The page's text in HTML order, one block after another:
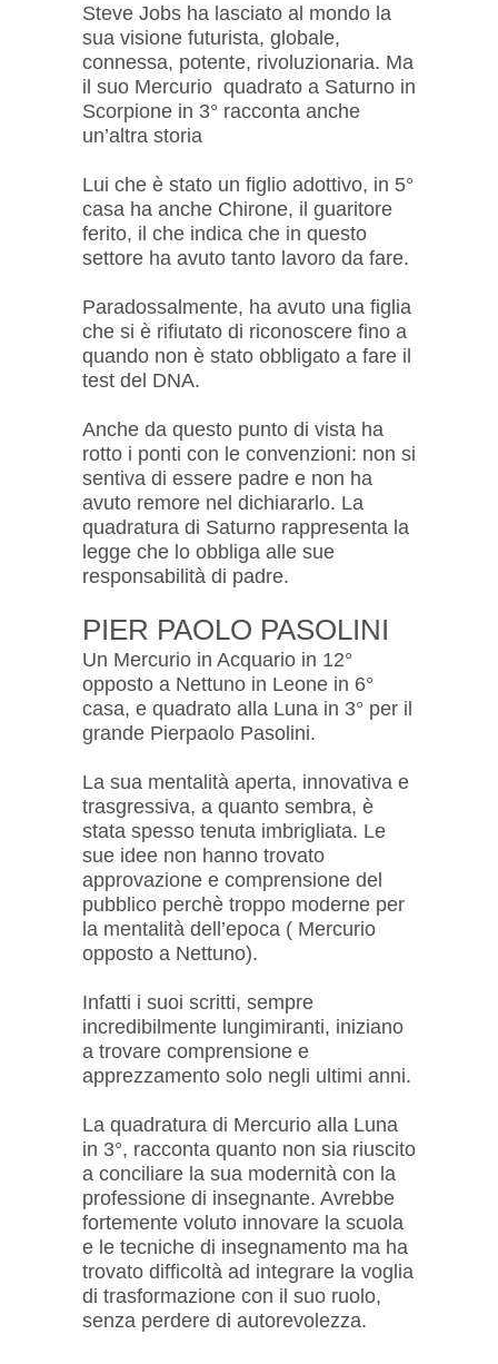
Steve Jobs ha lasciato al mondo la
sua visione futurista, globale,
connessa, potente, rivoluzionaria. Ma
il suo Mercurio quadrato a Saturno in
Scorpione in 3° racconta anche
un’altra storia
Lui che è stato un figlio adottivo, in 5°
casa ha anche Chirone, il guaritore
ferito, il che indica che in questo
settore ha avuto tanto lavoro da fare.
Paradossalmente, ha avuto una figlia
che si è rifiutato di riconoscere fino a
quando non è stato obbligato a fare il
test del DNA.
Anche da questo punto di vista ha
rotto i ponti con le convenzioni: non si
sentiva di essere padre e non ha
avuto remore nel dichiararlo. La
quadratura di Saturno rappresenta la
legge che lo obbliga alle sue
responsabilità di padre.
PIER PAOLO PASOLINI
Un Mercurio in Acquario in 12°
opposto a Nettuno in Leone in 6°
casa, e quadrato alla Luna in 3° per il
grande Pierpaolo Pasolini.
La sua mentalità aperta, innovativa e
trasgressiva, a quanto sembra, è
stata spesso tenuta imbrigliata. Le
sue idee non hanno trovato
approvazione e comprensione del
pubblico perchè troppo moderne per
la mentalità dell’epoca ( Mercurio
opposto a Nettuno).
Infatti i suoi scritti, sempre
incredibilmente lungimiranti, iniziano
a trovare comprensione e
apprezzamento solo negli ultimi anni.
La quadratura di Mercurio alla Luna
in 3°, racconta quanto non sia riuscito
a conciliare la sua modernità con la
professione di insegnante. Avrebbe
fortemente voluto innovare la scuola
e le tecniche di insegnamento ma ha
trovato difficoltà ad integrare la voglia
di trasformazione con il suo ruolo,
senza perdere di autorevolezza.